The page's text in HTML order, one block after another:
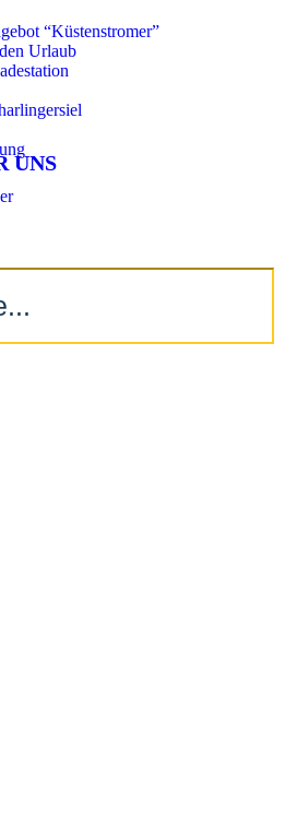
“Küstenstromer”
Urlaub
UNS